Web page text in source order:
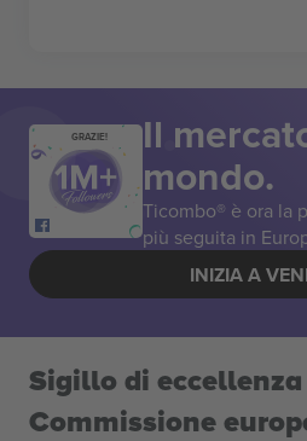
GRAZIE! Il
mondo.
Ticombo® è ora la
più seguita in
INIZIA A
Sigillo di
Commissione